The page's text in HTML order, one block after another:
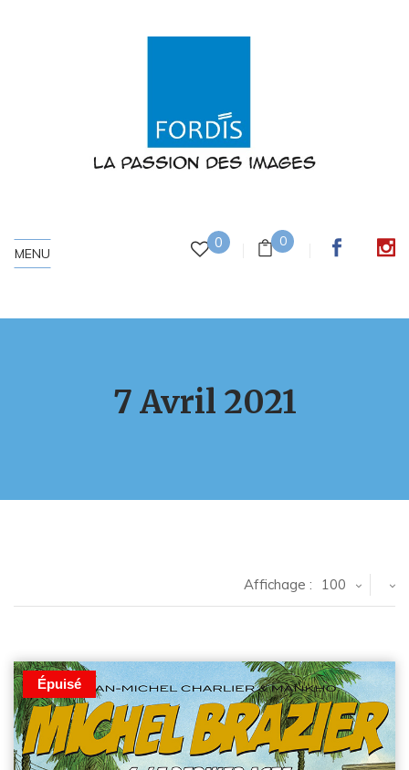
0 0
MENU
7 Avril 2021
Affichage : 100
Épuisé